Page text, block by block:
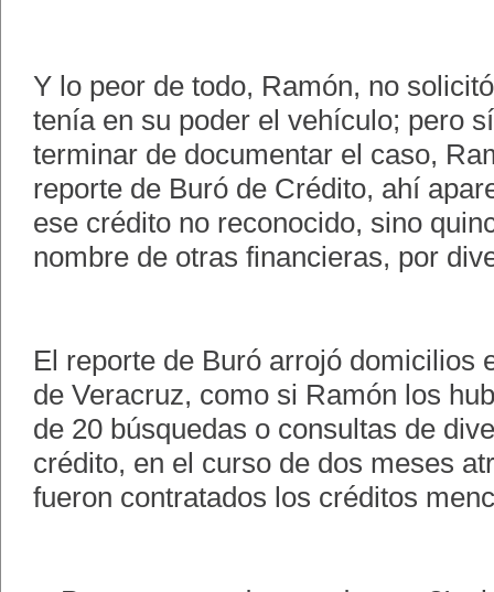
Y lo peor de todo, Ramón, no
tenía en su poder el vehículo; pero
terminar de documentar el caso,
reporte de Buró de Crédito, ahí
ese crédito no reconocido, sino
nombre de otras financieras, por
El reporte de Buró arrojó domicilios
de Veracruz, como si Ramón los
de 20 búsquedas o consultas de
crédito, en el curso de dos meses
fueron contratados los créditos